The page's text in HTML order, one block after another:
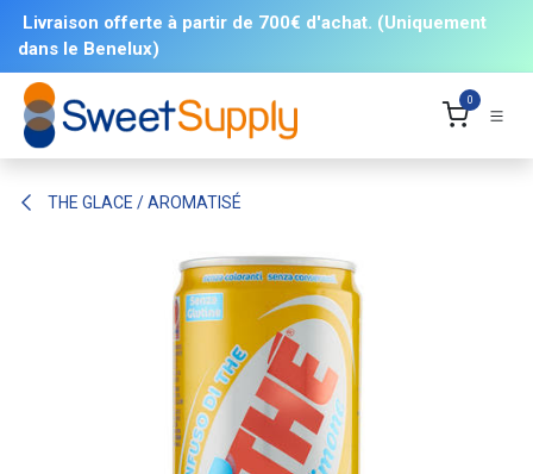
Livraison offerte à partir de 700€ d'achat. (Uniquement
dans le Benelux)
0
THE GLACE / AROMATISÉ